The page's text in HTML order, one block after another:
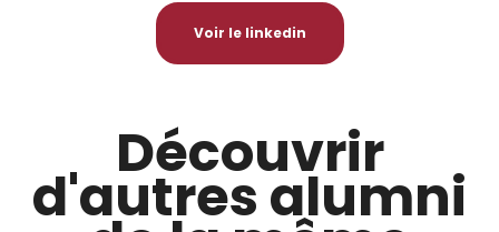
Voir le linkedin
Découvrir
d'autres alumni